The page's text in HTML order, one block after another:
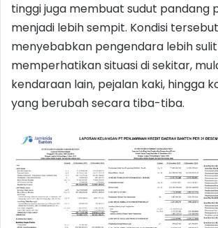
tinggi juga membuat sudut pandang
menjadi lebih sempit. Kondisi tersebut
menyebabkan pengendara lebih sulit
memperhatikan situasi di sekitar,
kendaraan lain, pejalan kaki, hingga
yang berubah secara tiba-tiba.